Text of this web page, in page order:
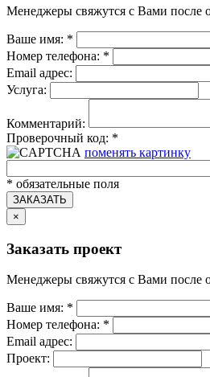
Менеджеры свяжутся с Вами после
Ваше имя: *
Номер телефона: *
Email адрес:
Услуга:
Комментарий:
Проверочный код: *
поменять картинку
* обязательные поля
ЗАКАЗАТЬ
×
Заказать проект
Менеджеры свяжутся с Вами после
Ваше имя: *
Номер телефона: *
Email адрес:
Проект: